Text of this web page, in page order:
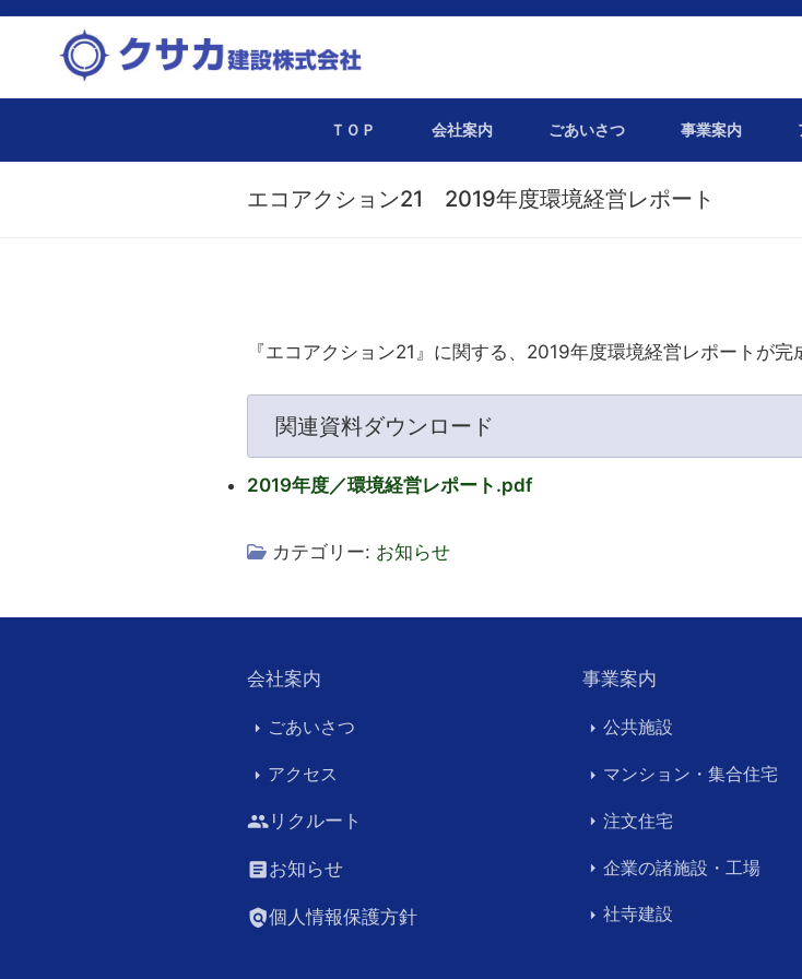
コ
ＴＯＰ 会社案内 ごあいさつ 事業案内
エコアクション21 2019年度環境経営レポート
『エコアクション21』に関する、2019年度環境経営レポートが
関連資料ダウンロード
2019年度／環境経営レポート.pdf
カテゴリー: お知らせ
会社案内
arrow_right ごあいさつ
arrow_right アクセス
people リクルート
article お知らせ
policy個人情報保護方針
事業案内
arrow_right公共施設
arrow_right マンション・集合住宅
arrow_right注文住宅
arrow_right企業の諸施設・工場
arrow_right社寺建設